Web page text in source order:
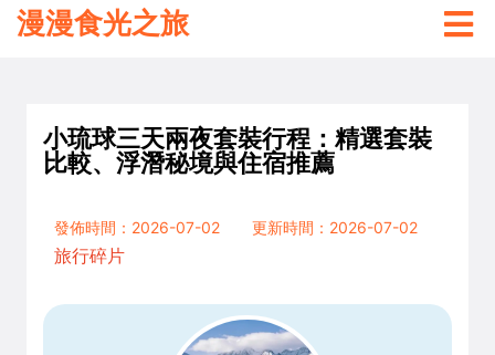
漫漫食光之旅
小琉球三天兩夜套裝行程：精選套裝
比較、浮潛秘境與住宿推薦
發佈時間：2026-07-02
更新時間：2026-07-02
旅行碎片